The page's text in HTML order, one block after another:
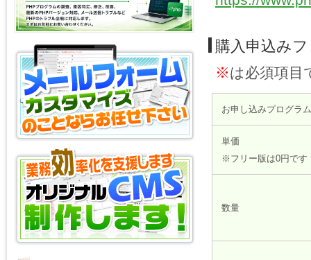
購入申込み
※は必須項目
お申し込みプログラ
単価
※フリー版は0円です
数量